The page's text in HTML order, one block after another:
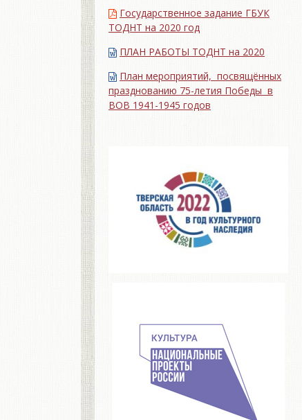
Государственное задание ГБУК
ТОДНТ на 2020 год
ПЛАН РАБОТЫ ТОДНТ на 2020
План мероприятий, посвящённых
празднованию 75-летия Победы в
ВОВ 1941-1945 годов